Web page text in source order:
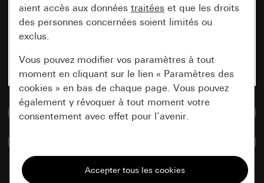
Accéder à la base de données de médias
aient accès aux données traitées et que les droits
des personnes concernées soient limités ou
exclus.
Vous pouvez modifier vos paramètres à tout
moment en cliquant sur le lien « Paramètres des
cookies » en bas de chaque page. Vous pouvez
également y révoquer à tout moment votre
consentement avec effet pour l’avenir.
Tous les cookies dont nous avons besoin pour